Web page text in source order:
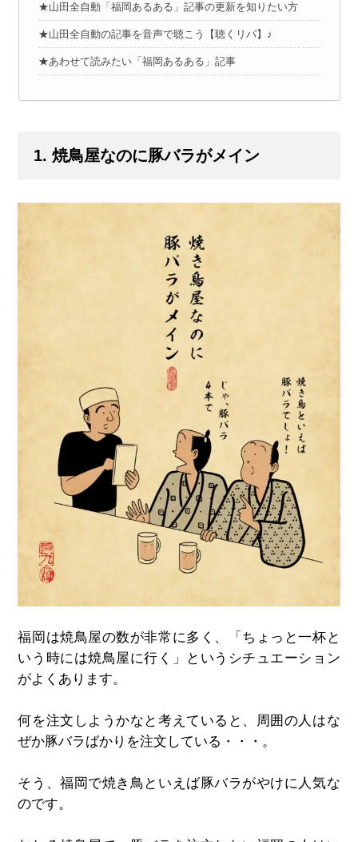
★山田全自動「福岡あるある」記事の更新を知りたい方
★山田全自動の記事を音声で聴こう【聴くリパ】♪
★あわせて読みたい「福岡あるある」記事
1. 焼鳥屋なのに豚バラがメイン
福岡は焼鳥屋の数が非常に多く、「ちょっと一杯と
いう時には焼鳥屋に行く」というシチュエーション
がよくあります。
何を注文しようかなと考えていると、周囲の人はな
ぜか豚バラばかりを注文している・・・。
そう、福岡で焼き鳥といえば豚バラがやけに人気な
のです。